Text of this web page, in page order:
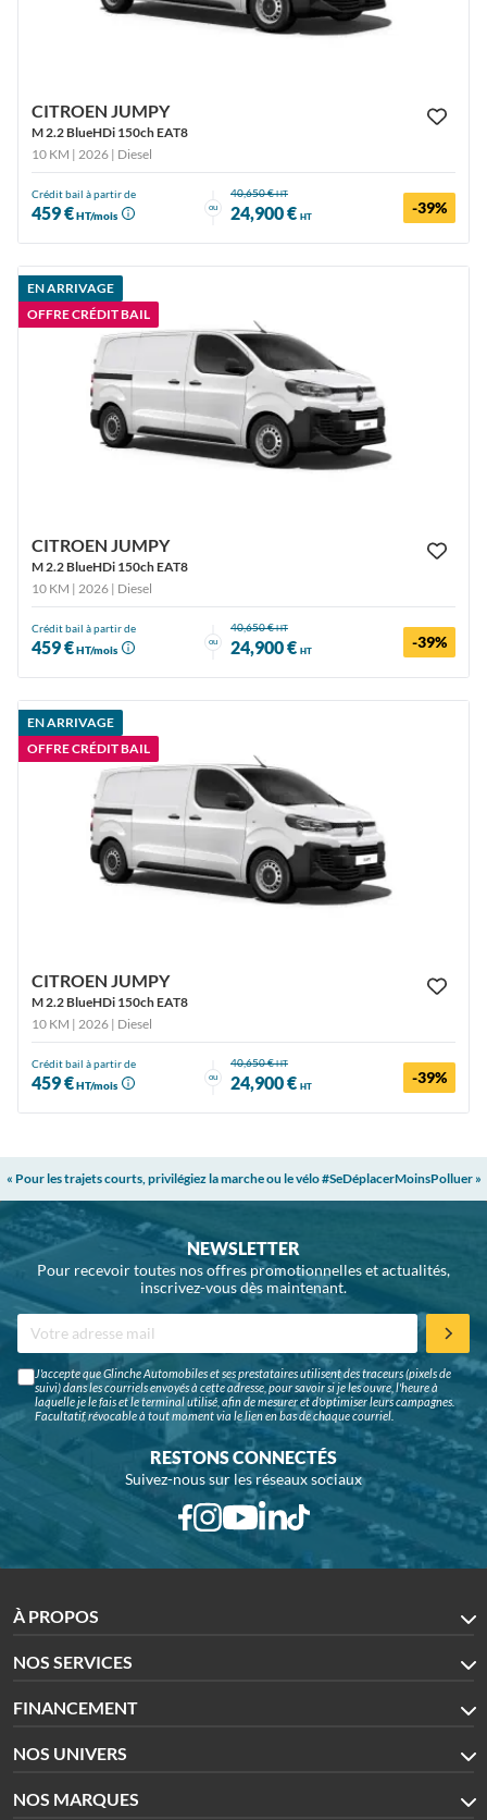
CITROEN JUMPY
M 2.2 BlueHDi 150ch EAT8
10 KM | 2026 | Diesel
Crédit bail à partir de
459 €HT/mois
ou
40,650 €HT
24,900 € HT -39%
EN ARRIVAGE
OFFRE CRÉDIT BAIL
CITROEN JUMPY
M 2.2 BlueHDi 150ch EAT8
10 KM | 2026 | Diesel
Crédit bail à partir de
459 €HT/mois
ou
40,650 €HT
24,900 € HT -39%
EN ARRIVAGE
OFFRE CRÉDIT BAIL
CITROEN JUMPY
M 2.2 BlueHDi 150ch EAT8
10 KM | 2026 | Diesel
Crédit bail à partir de
459 €HT/mois
ou
40,650 €HT
24,900 € HT -39%
« Pour les trajets courts, privilégiez la marche ou le vélo #SeDéplacerMoinsPolluer »
NEWSLETTER
Pour recevoir toutes nos offres promotionnelles et actualités,
inscrivez-vous dès maintenant.
J'accepte que Glinche Automobiles et ses prestataires utilisent des traceurs (pixels de
suivi) dans les courriels envoyés à cette adresse, pour savoir si je les ouvre, l'heure à
laquelle je le fais et le terminal utilisé, afin de mesurer et d'optimiser leurs campagnes.
Facultatif, révocable à tout moment via le lien en bas de chaque courriel.
RESTONS CONNECTÉS
Suivez-nous sur les réseaux sociaux
À PROPOS
NOS SERVICES
FINANCEMENT
NOS UNIVERS
NOS MARQUES